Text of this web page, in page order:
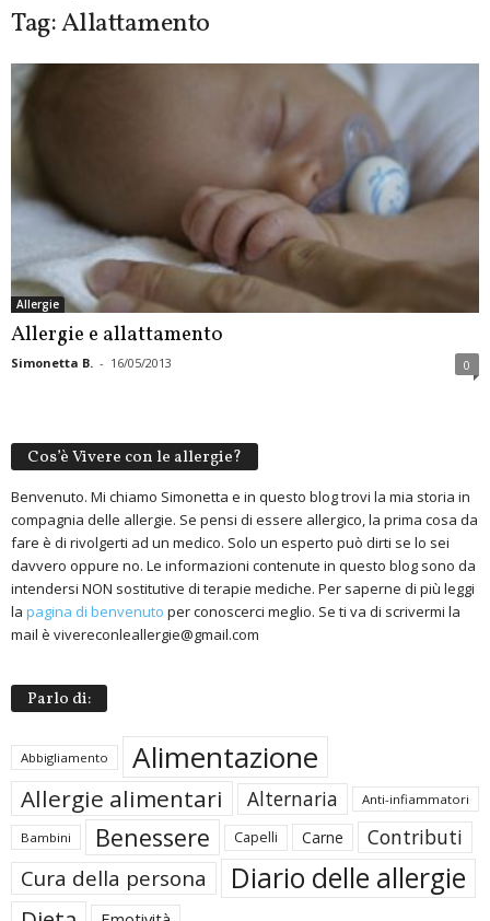
Tag: Allattamento
Allergie
Allergie e allattamento
Simonetta B. - 16/05/2013 0
Cos’è Vivere con le allergie?
Benvenuto. Mi chiamo Simonetta e in questo blog trovi la mia storia in
compagnia delle allergie. Se pensi di essere allergico, la prima cosa da
fare è di rivolgerti ad un medico. Solo un esperto può dirti se lo sei
davvero oppure no. Le informazioni contenute in questo blog sono da
intendersi NON sostitutive di terapie mediche. Per saperne di più leggi
la pagina di benvenuto per conoscerci meglio. Se ti va di scrivermi la
mail è vivereconleallergie@gmail.com
Parlo di:
Abbigliamento Alimentazione
Allergie alimentari Alternaria Anti-infiammatori
Bambini Benessere Capelli Carne Contributi
Cura della persona Diario delle allergie